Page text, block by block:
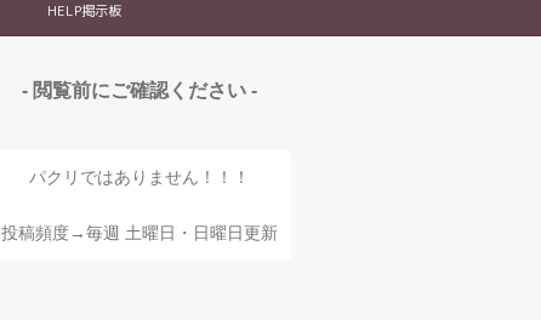
HELP掲示板
- 閲覧前にご確認ください -
パクリではありません！！！
投稿頻度→毎週 土曜日・日曜日更新